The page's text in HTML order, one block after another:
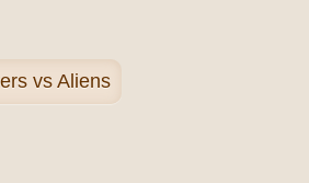
vs Aliens